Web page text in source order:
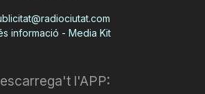
informació - Media Kit
l'APP: